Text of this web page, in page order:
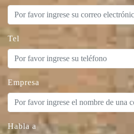
Tel
Empresa
Habla a